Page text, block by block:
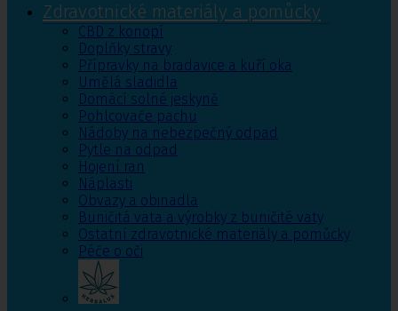
Zdravotnické materiály a pomůcky
CBD z konopí
Doplňky stravy
Přípravky na bradavice a kuří oka
Umělá sladidla
Domácí solné jeskyně
Pohlcovače pachu
Nádoby na nebezpečný odpad
Pytle na odpad
Hojení ran
Náplasti
Obvazy a obinadla
Buničitá vata a výrobky z buničité vaty
Ostatní zdravotnické materiály a pomůcky
Péče o oči